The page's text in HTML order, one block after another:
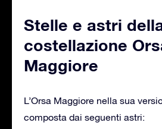
Stelle e astri
costellazione
Maggiore
L’Orsa Maggiore nella sua
composta dai seguenti astri: